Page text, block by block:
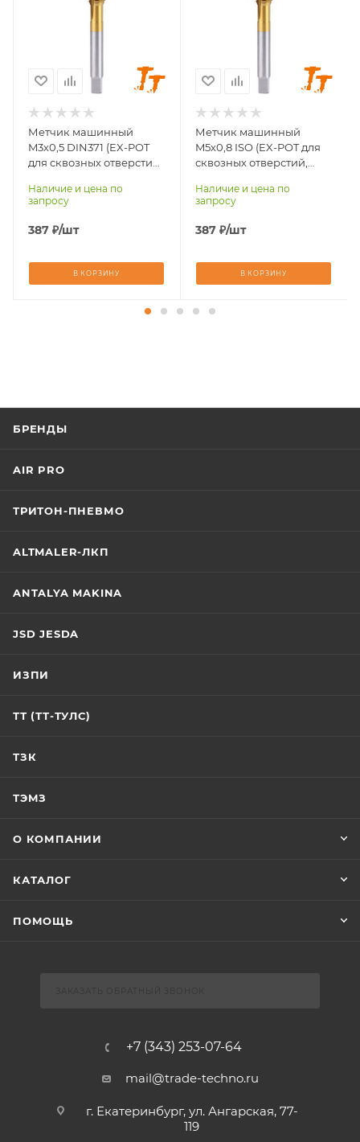
Диаметр сверления
отверстия под
Размер хвостовика,
мм
Размер резьбы
метчика
M3х0,5
Стандарт резьбы
метрическая
DIN371
Назначение нарезки
Метчик машинный
M3х0,5 DIN371 (EX-POT
для сквозных отверстий,
Наличие и цена по
запросу
387 ₽/шт
В КОРЗИНУ
Диаметр сверления
отверстия под
Размер хвостовика,
мм
Размер резьбы
метчика
M5х0,8
Стандарт резьбы
метрическая
ISO
Назначение нарезки
сквозные
Метчик машинный
M5х0,8 ISO (EX-POT для
сквозных отверстий,
Наличие и цена по
запросу
387 ₽/шт
В КОРЗИНУ
БРЕНДЫ
AIR PRO
ТРИТОН-ПНЕВМО
ALTMALER-ЛКП
ANTALYA MAKINA
JSD JESDA
ИЗПИ
ТТ (ТТ-ТУЛС)
ТЗК
ТЭМЗ
О КОМПАНИИ
КАТАЛОГ
ПОМОЩЬ
+7 (343) 253-07-64
mail@trade-techno.ru
г. Екатеринбург, ул. Ангарская, 77-
119